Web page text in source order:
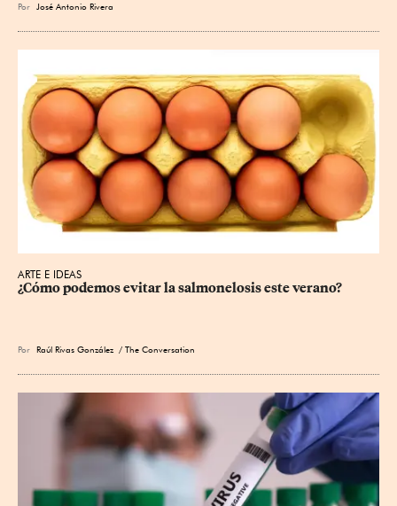
Por José Antonio Rivera
ARTE E IDEAS
¿Cómo podemos evitar la salmonelosis este verano?
Por Raúl Rivas González / The Conversation